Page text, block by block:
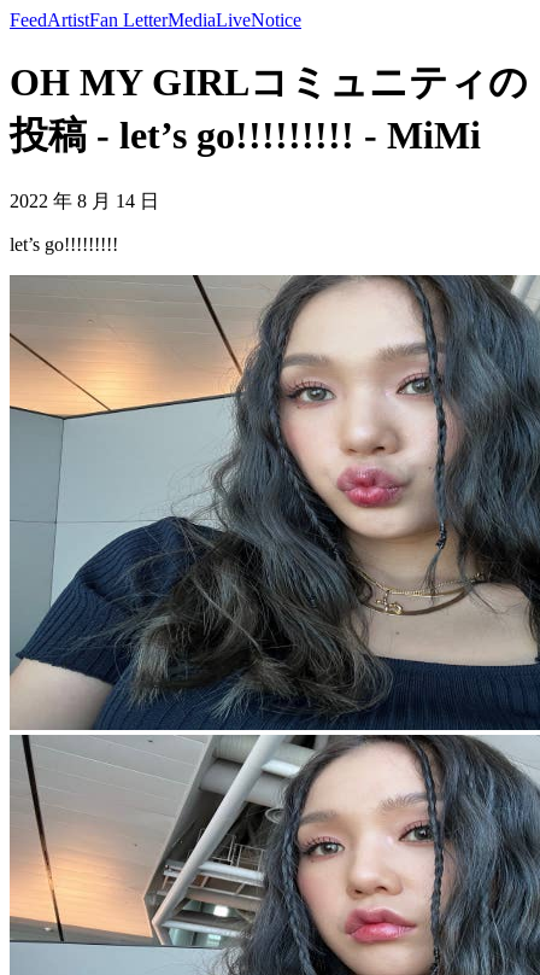
FeedArtistFan LetterMediaLiveNotice
OH MY GIRLコミュニティの
投稿 - let’s go!!!!!!!!! - MiMi
2022 年 8 月 14 日
let’s go!!!!!!!!!